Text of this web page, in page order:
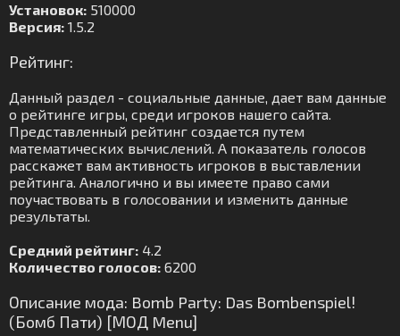
Установок: 510000
Версия: 1.5.2
Рейтинг:
Данный раздел - социальные данные, дает вам данные
о рейтинге игры, среди игроков нашего сайта.
Представленный рейтинг создается путем
математических вычислений. А показатель голосов
расскажет вам активность игроков в выставлении
рейтинга. Аналогично и вы имеете право сами
поучаствовать в голосовании и изменить данные
результаты.
Средний рейтинг: 4.2
Количество голосов: 6200
Описание мода: Bomb Party: Das Bombenspiel!
(Бомб Пати) [МОД Menu]